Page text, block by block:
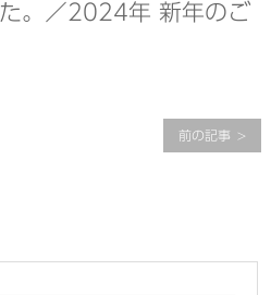
。／2024年 新年のご
前の記事